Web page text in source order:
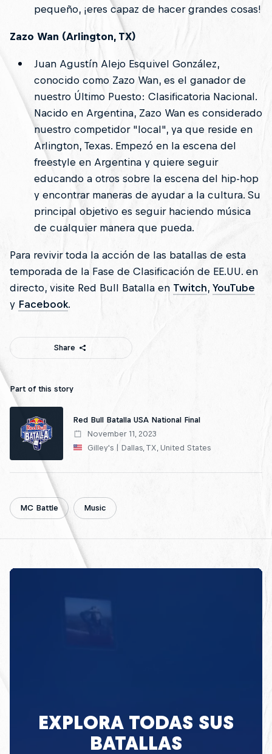
pequeño, ¡eres capaz de hacer grandes cosas!
Zazo Wan (Arlington, TX)
Juan Agustín Alejo Esquivel González,
conocido como Zazo Wan, es el ganador de
nuestro Último Puesto: Clasificatoria Nacional.
Nacido en Argentina, Zazo Wan es considerado
nuestro competidor "local", ya que reside en
Arlington, Texas. Empezó en la escena del
freestyle en Argentina y quiere seguir
educando a otros sobre la escena del hip-hop
y encontrar maneras de ayudar a la cultura. Su
principal objetivo es seguir haciendo música
de cualquier manera que pueda.
Para revivir toda la acción de las batallas de esta
temporada de la Fase de Clasificación de EE.UU. en
directo, visite Red Bull Batalla en Twitch, YouTube
y Facebook.
Share
Part of this story
Red Bull Batalla USA National Final
November 11, 2023
Gilley's | Dallas, TX, United States
MC Battle Music
EXPLORA TODAS SUS
BATALLAS